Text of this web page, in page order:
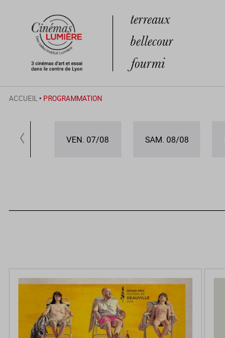
ACCUEIL • PROGRAMMATION
VEN. 07/08 SAM. 08/08